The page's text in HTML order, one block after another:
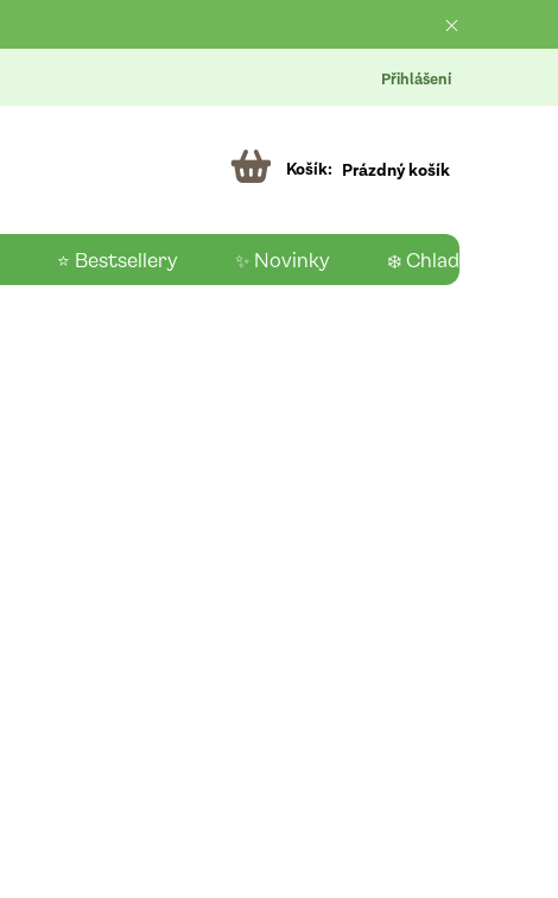
Přihlášení
Prázdný košík
⭐ Bestsellery ✨ Novinky ❄️ Chladící